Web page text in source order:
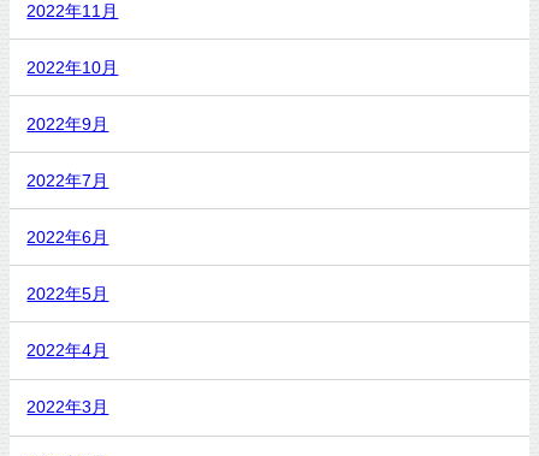
2022年11月
2022年10月
2022年9月
2022年7月
2022年6月
2022年5月
2022年4月
2022年3月